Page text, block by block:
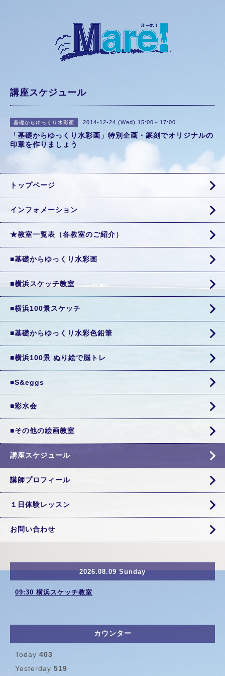
講座スケジュール
基礎からゆっくり水彩画 2014-12-24 (Wed) 15:00～17:00
「基礎からゆっくり水彩画」特別企画・篆刻でオリジナルの
印章を作りましょう
トップページ
インフォメーション
★教室一覧表（各教室のご紹介）
■基礎からゆっくり水彩画
■横浜スケッチ教室
■横浜100景スケッチ
■基礎からゆっくり水彩色鉛筆
■横浜100景 ぬり絵で脳トレ
■S&eggs
■彩水会
■その他の絵画教室
講座スケジュール
講師プロフィール
１日体験レッスン
お問い合わせ
2026.08.09 Sunday
09:30 横浜スケッチ教室
カウンター
Today 403
Yesterday 519